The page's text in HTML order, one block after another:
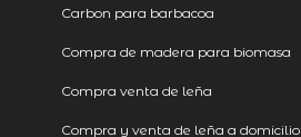
Carbon para barbacoa
Compra de madera para biomasa
Compra venta de leña
Compra y venta de leña a domicilio